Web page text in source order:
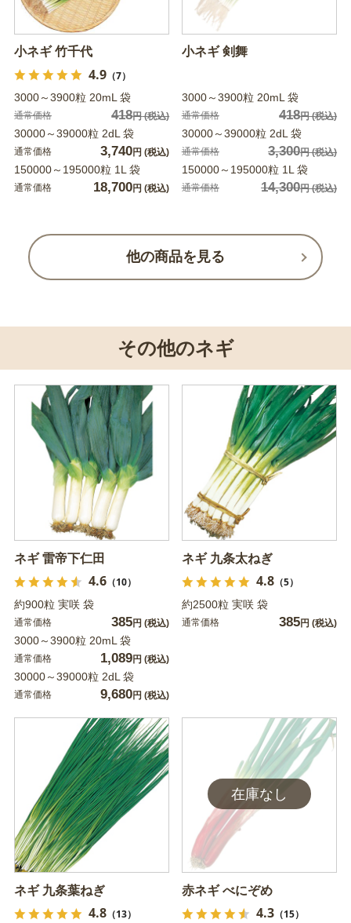
小ネギ 竹千代
4.9（7）
3000～3900粒 20mL 袋
通常価格 418円(税込)
30000～39000粒 2dL 袋
通常価格 3,740円 (税込)
150000～195000粒 1L 袋
通常価格 18,700円 (税込)
小ネギ 剣舞
3000～3900粒 20mL 袋
通常価格 418円(税込)
30000～39000粒 2dL 袋
通常価格 3,300円(税込)
150000～195000粒 1L 袋
通常価格 14,300円(税込)
他の商品を見る
その他のネギ
ネギ 雷帝下仁田
4.6（10）
約900粒 実咲 袋
通常価格 385円 (税込)
3000～3900粒 20mL 袋
通常価格 1,089円 (税込)
30000～39000粒 2dL 袋
通常価格 9,680円 (税込)
ネギ 九条太ねぎ
4.8（5）
約2500粒 実咲 袋
通常価格 385円 (税込)
ネギ 九条葉ねぎ
4.8（13）
赤ネギ べにぞめ
4.3（15）